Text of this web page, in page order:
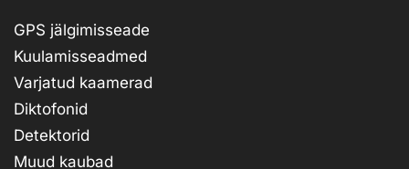
GPS jälgimisseade
Kuulamisseadmed
Varjatud kaamerad
Diktofonid
Detektorid
Muud kaubad